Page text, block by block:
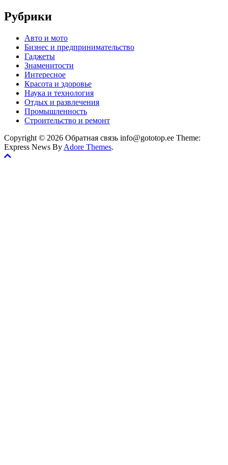
Рубрики
Авто и мото
Бизнес и предпринимательство
Гаджеты
Знаменитости
Интересное
Красота и здоровье
Наука и технология
Отдых и развлечения
Промышленность
Строительство и ремонт
Copyright © 2026 Обратная связь info@gototop.ee Theme:
Express News By Adore Themes.